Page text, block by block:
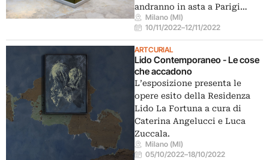
andranno in asta a Parigi…
Milano (MI)
10/11/2022–12/11/2022
ARTCURIAL
Lido Contemporaneo - Le cose
che accadono
L’esposizione presenta le
opere esito della Residenza
Lido La Fortuna a cura di
Caterina Angelucci e Luca
Zuccala.
Milano (MI)
05/10/2022–18/10/2022